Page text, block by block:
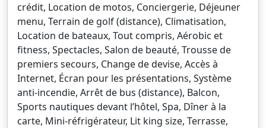
crédit, Location de motos, Conciergerie, Déjeuner
menu, Terrain de golf (distance), Climatisation,
Location de bateaux, Tout compris, Aérobic et
fitness, Spectacles, Salon de beauté, Trousse de
premiers secours, Change de devise, Accès à
Internet, Écran pour les présentations, Système
anti-incendie, Arrêt de bus (distance), Balcon,
Sports nautiques devant l’hôtel, Spa, Dîner à la
carte, Mini-réfrigérateur, Lit king size, Terrasse,